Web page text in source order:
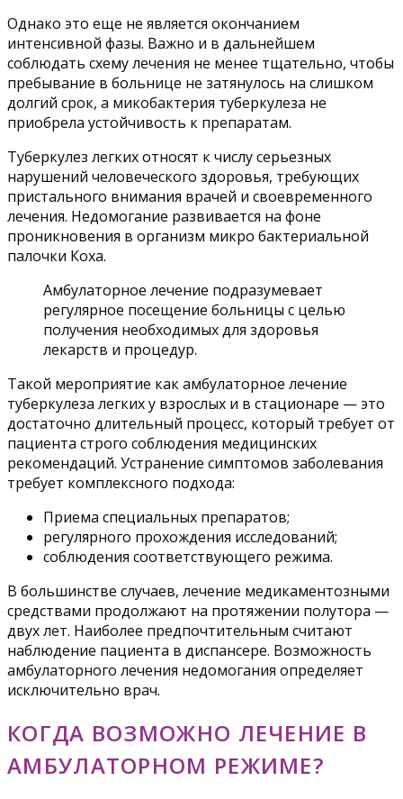
Однако это еще не является окончанием
интенсивной фазы. Важно и в дальнейшем
соблюдать схему лечения не менее тщательно, чтобы
пребывание в больнице не затянулось на слишком
долгий срок, а микобактерия туберкулеза не
приобрела устойчивость к препаратам.
Туберкулез легких относят к числу серьезных
нарушений человеческого здоровья, требующих
пристального внимания врачей и своевременного
лечения. Недомогание развивается на фоне
проникновения в организм микро бактериальной
палочки Коха.
Амбулаторное лечение подразумевает
регулярное посещение больницы с целью
получения необходимых для здоровья
лекарств и процедур.
Такой мероприятие как амбулаторное лечение
туберкулеза легких у взрослых и в стационаре — это
достаточно длительный процесс, который требует от
пациента строго соблюдения медицинских
рекомендаций. Устранение симптомов заболевания
требует комплексного подхода:
Приема специальных препаратов;
регулярного прохождения исследований;
соблюдения соответствующего режима.
В большинстве случаев, лечение медикаментозными
средствами продолжают на протяжении полутора —
двух лет. Наиболее предпочтительным считают
наблюдение пациента в диспансере. Возможность
амбулаторного лечения недомогания определяет
исключительно врач.
КОГДА ВОЗМОЖНО ЛЕЧЕНИЕ В
АМБУЛАТОРНОМ РЕЖИМЕ?